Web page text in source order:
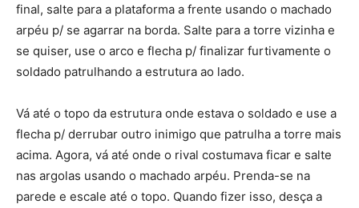
final, salte para a plataforma a frente usando o machado
arpéu p/ se agarrar na borda. Salte para a torre vizinha e
se quiser, use o arco e flecha p/ finalizar furtivamente o
soldado patrulhando a estrutura ao lado.
Vá até o topo da estrutura onde estava o soldado e use a
flecha p/ derrubar outro inimigo que patrulha a torre mais
acima. Agora, vá até onde o rival costumava ficar e salte
nas argolas usando o machado arpéu. Prenda-se na
parede e escale até o topo. Quando fizer isso, desça a